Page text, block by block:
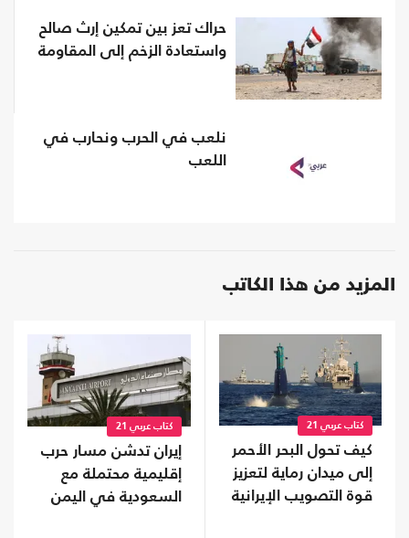
حراك تعز بين تمكين إرث صالح
واستعادة الزخم إلى المقاومة
نلعب في الحرب ونحارب في
اللعب
المزيد من هذا الكاتب
كتاب عربي 21
كيف تحول البحر الأحمر
إلى ميدان رماية لتعزيز
قوة التصويب الإيرانية
كتاب عربي 21
إيران تدشن مسار حرب
إقليمية محتملة مع
السعودية في اليمن